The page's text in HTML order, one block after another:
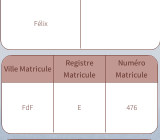
Félix
Ville Matricule
Registre
Matricule
Numéro
Matricule
FdF E 476